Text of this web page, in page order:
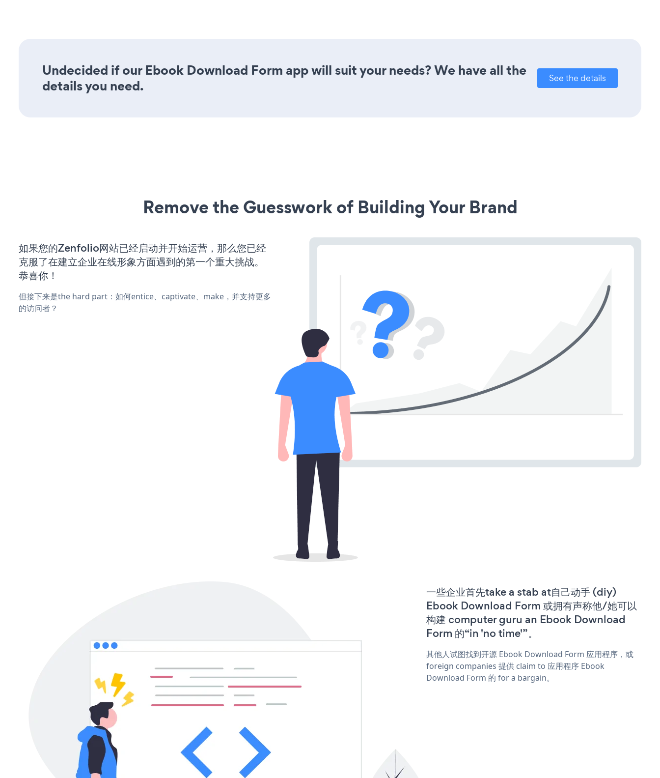
Undecided if our Ebook Download Form app will suit your needs? We have all the
details you need.
See the details
Remove the Guesswork of Building Your Brand
如果您的Zenfolio网站已经启动并开始运营，那么您已经
克服了在建立企业在线形象方面遇到的第一个重大挑战。
恭喜你！
但接下来是the hard part：如何entice、captivate、make，并支持更多
的访问者？
一些企业首先take a stab at自己动手 (diy)
Ebook Download Form 或拥有声称他/她可以
构建 computer guru an Ebook Download
Form 的“in 'no time'”。
其他人试图找到开源 Ebook Download Form 应用程序，或
foreign companies 提供 claim to 应用程序 Ebook
Download Form 的 for a bargain。